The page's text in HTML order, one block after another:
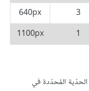
3
640px
1
1100px
المُحدّدة في